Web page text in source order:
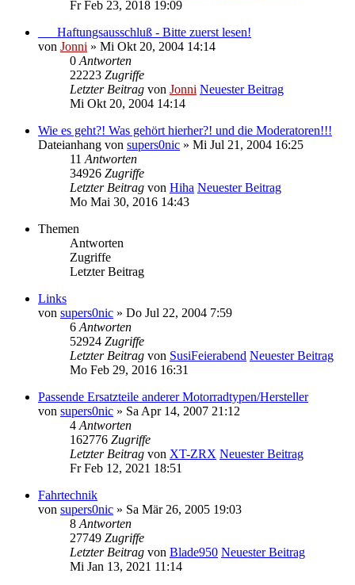
Fr Feb 23, 2018 19:09
___Haftungsausschluß - Bitte zuerst lesen!
von Jonni » Mi Okt 20, 2004 14:14
0 Antworten
22223 Zugriffe
Letzter Beitrag von Jonni Neuester Beitrag
Mi Okt 20, 2004 14:14
Wie es geht?! Was gehört hierher?! und die Moderatoren!!!
Dateianhang von supers0nic » Mi Jul 21, 2004 16:25
11 Antworten
34926 Zugriffe
Letzter Beitrag von Hiha Neuester Beitrag
Mo Mai 30, 2016 14:43
Themen
Antworten
Zugriffe
Letzter Beitrag
Links
von supers0nic » Do Jul 22, 2004 7:59
6 Antworten
52924 Zugriffe
Letzter Beitrag von SusiFeierabend Neuester Beitrag
Mo Feb 29, 2016 16:31
Passende Ersatzteile anderer Motorradtypen/Hersteller
von supers0nic » Sa Apr 14, 2007 21:12
4 Antworten
162776 Zugriffe
Letzter Beitrag von XT-ZRX Neuester Beitrag
Fr Feb 12, 2021 18:51
Fahrtechnik
von supers0nic » Sa Mär 26, 2005 19:03
8 Antworten
27749 Zugriffe
Letzter Beitrag von Blade950 Neuester Beitrag
Mi Jan 13, 2021 11:14